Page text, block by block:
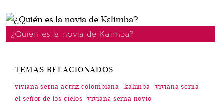
¿Quién es la novia de Kalimba?
TEMAS RELACIONADOS
viviana serna actriz colombiana kalimba
viviana serna
el señor de los cielos
viviana serna novio